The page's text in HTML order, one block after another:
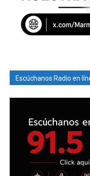
Escúchanos Radio en